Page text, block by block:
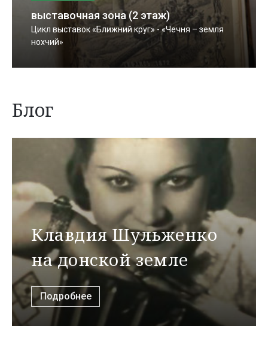
выставочная зона (2 этаж)
Цикл выставок «Ближний круг» - «Чечня – земля
нохчий»
Блог
Клавдия Шульженко
на донской земле
Подробнее